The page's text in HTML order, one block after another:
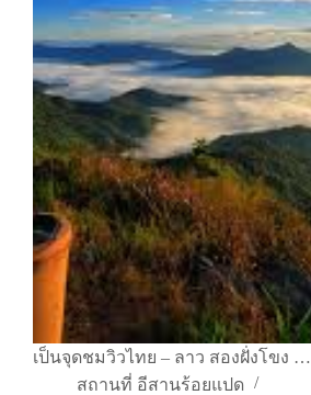
เป็นจุดชมวิวไทย – ลาว สองฝั่งโขง …
สถานที่ อีสานร้อยแปด